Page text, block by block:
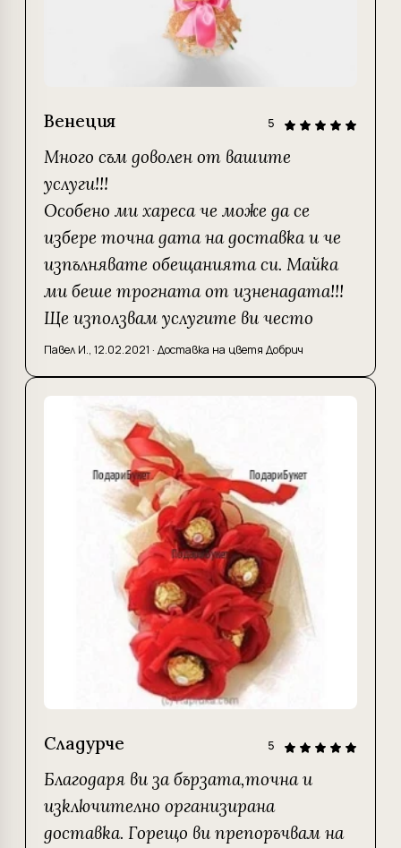
Венеция 5
Много съм доволен от вашите
услуги!!!
Особено ми хареса че може да се
избере точна дата на доставка и че
изпълнявате обещанията си. Майка
ми беше трогната от изненадата!!!
Ще използвам услугите ви често
Павел И., 12.02.2021 · Доставка на цветя Добрич
Сладурче 5
Благодаря ви за бързата,точна и
изключително организирана
доставка. Горещо ви препоръчвам на